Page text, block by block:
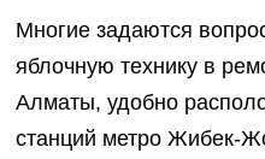
Многие задаются
яблочную технику в
Алматы, удобно
станций метро Жибек-